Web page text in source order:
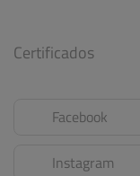
Certificados
Facebook
Instagram